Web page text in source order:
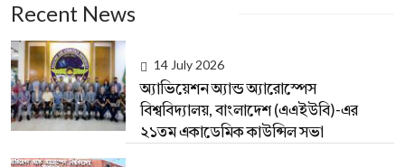
Recent News
14 July 2026
অ্যাভিয়েশন অ্যান্ড অ্যারোস্পেস
বিশ্ববিদ্যালয়, বাংলাদেশ (এএইউবি)-এর
২১তম একাডেমিক কাউন্সিল সভা